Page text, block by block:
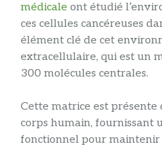
médicale ont étudié
ces cellules cancéreuses
élément clé de cet
extracellulaire, qui est un
300 molécules centrales.
Cette matrice est présente
corps humain, fournissant
fonctionnel pour maintenir